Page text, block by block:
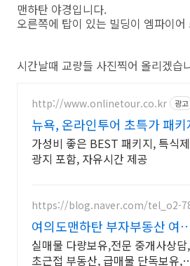
맨하탄 야경입니다.
오른쪽에 탑이 있는 빌딩이 엠파이
시간날때 교량들 사진찍어 올리겠습
http://www.onlinetour.co.kr 광고
뉴욕, 온라인투어 초특가 패
가성비 좋은 BEST 패키지, 특식
광지 포함, 자유시간 제공
https://blog.naver.com/tel_o2-
여의도맨하탄 부자부동산 여
도맨하탄전문
실매물 다량보유,전문 중개사상담,
초근접 부동산, 급매물 단독보유